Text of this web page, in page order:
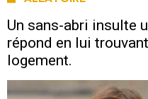
Un sans-abri insulte
répond en lui
logement.